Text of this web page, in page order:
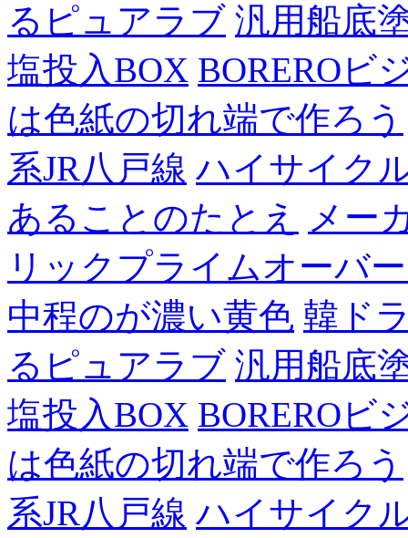
るピュアラブ 汎用船底
塩投入BOX BOREROビ
は色紙の切れ端で作ろう
系JR八戸線 ハイサイク
あることのたとえ
メー
リックプライムオーバ
中程のが濃い黄色 韓ド
るピュアラブ 汎用船底
塩投入BOX BOREROビ
は色紙の切れ端で作ろう
系JR八戸線 ハイサイク